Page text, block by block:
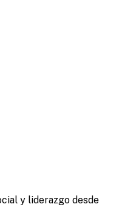
y liderazgo desde